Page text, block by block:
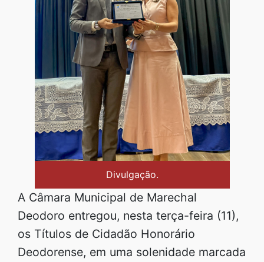
Divulgação.
A Câmara Municipal de Marechal
Deodoro entregou, nesta terça-feira (11),
os Títulos de Cidadão Honorário
Deodorense, em uma solenidade marcada